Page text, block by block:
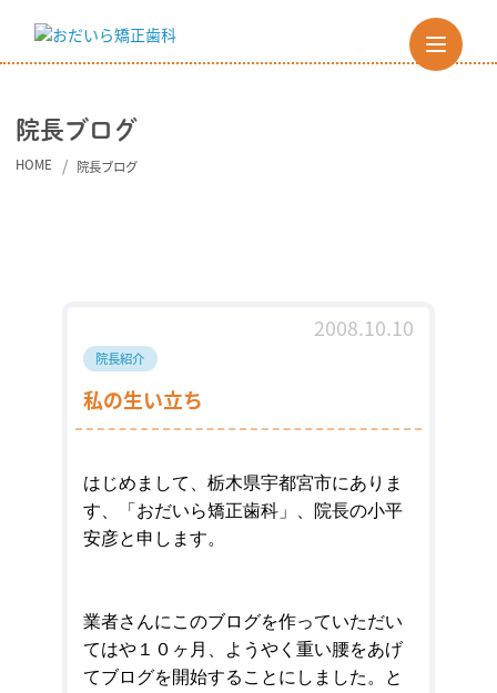
院長ブログ
HOME 院長ブログ
2008.10.10
院長紹介
私の生い立ち
はじめまして、 栃木県宇都宮市にありま
す、「おだいら矯正歯科」、院長の小平
安彦と申します。
業者さんにこのブログを作っていただい
てはや１０ヶ月、ようやく重い腰をあげ
てブログを開始することにしました。と